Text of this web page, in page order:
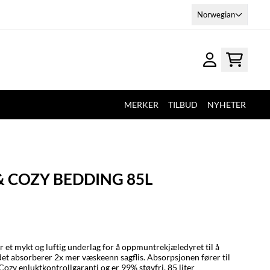
Norwegian
MERKER TILBUD NYHETER
COZY BEDDING 85L
et mykt og luftig underlag for å oppmuntrekjæledyret til å
absorberer 2x mer væskeenn sagflis. Absorpsjonen fører til
enluktkontrollgaranti og er 99% støvfri. 85 liter